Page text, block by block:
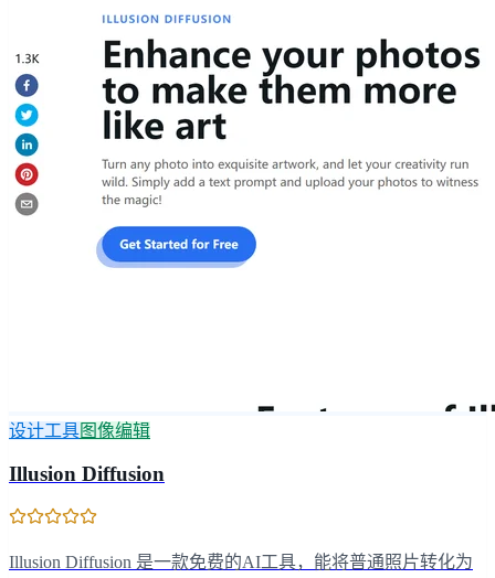
设计工具图像编辑
Illusion Diffusion
Illusion Diffusion 是一款免费的AI工具，能将普通照片转化为